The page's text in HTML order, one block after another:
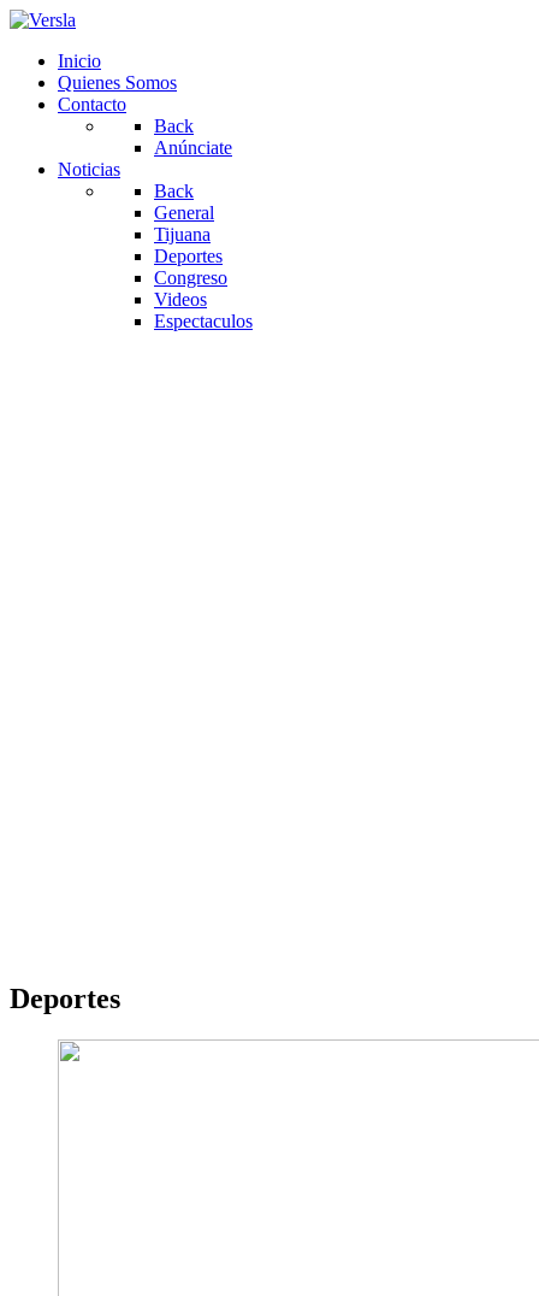
Inicio
Quienes Somos
Contacto
Back
Anúnciate
Noticias
Back
General
Tijuana
Deportes
Congreso
Videos
Espectaculos
Deportes